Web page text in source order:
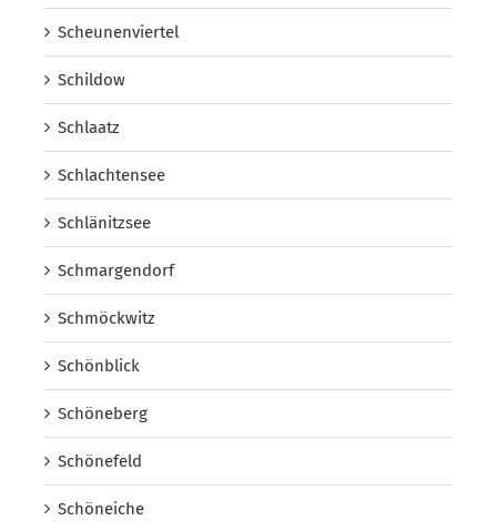
Scheunenviertel
Schildow
Schlaatz
Schlachtensee
Schlänitzsee
Schmargendorf
Schmöckwitz
Schönblick
Schöneberg
Schönefeld
Schöneiche